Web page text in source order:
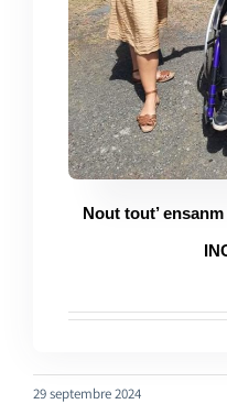
Nout tout’
29 septembre 2024